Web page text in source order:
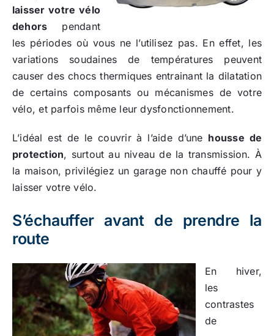
laisser votre vélo
dehors pendant
les périodes où vous ne l’utilisez pas. En effet, les
variations soudaines de températures peuvent
causer des chocs thermiques entrainant la dilatation
de certains composants ou mécanismes de votre
vélo, et parfois même leur dysfonctionnement.
L’idéal est de le couvrir à l’aide d’une housse de
protection, surtout au niveau de la transmission. À
la maison, privilégiez un garage non chauffé pour y
laisser votre vélo.
S’échauffer avant de prendre la
route
En hiver,
les
contrastes
de